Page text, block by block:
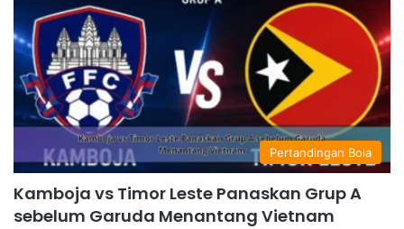
Pertandingan Bola
Kamboja vs Timor Leste Panaskan Grup A
sebelum Garuda Menantang Vietnam